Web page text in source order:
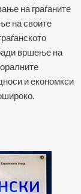
на граѓаните
на своите
вршење на
и економкси